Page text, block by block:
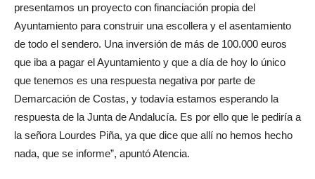
presentamos un proyecto con financiación propia del
Ayuntamiento para construir una escollera y el asentamiento
de todo el sendero. Una inversión de más de 100.000 euros
que iba a pagar el Ayuntamiento y que a día de hoy lo único
que tenemos es una respuesta negativa por parte de
Demarcación de Costas, y todavía estamos esperando la
respuesta de la Junta de Andalucía. Es por ello que le pediría a
la señora Lourdes Piña, ya que dice que allí no hemos hecho
nada, que se informe”, apuntó Atencia.